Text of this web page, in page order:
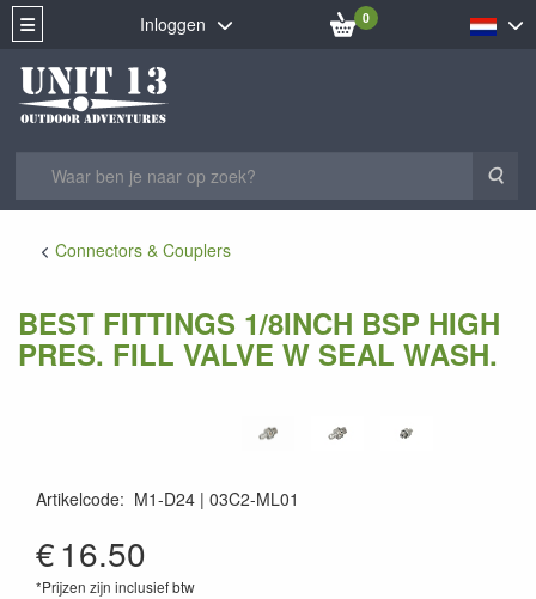
Inloggen 0
Connectors & Couplers
BEST FITTINGS 1/8INCH BSP HIGH
PRES. FILL VALVE W SEAL WASH.
Artikelcode: M1-D24 03C2-ML01
€16.50
*Prijzen zijn inclusief btw